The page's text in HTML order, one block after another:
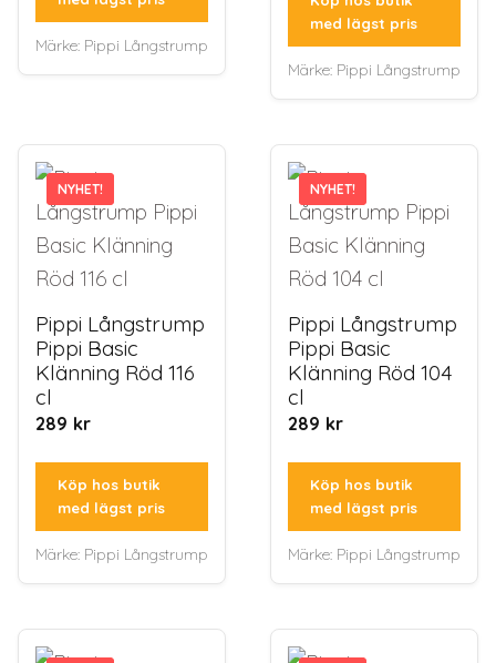
Märke: Pippi Långstrump
med lägst pris
Märke: Pippi Långstrump
NYHET!
NYHET!
Pippi Långstrump
Pippi Basic
Klänning Röd 116
cl
289 kr
Köp hos butik
med lägst pris
Märke: Pippi Långstrump
NYHET!
NYHET!
Pippi Långstrump
Pippi Basic
Klänning Röd 104
cl
289 kr
Köp hos butik
med lägst pris
Märke: Pippi Långstrump